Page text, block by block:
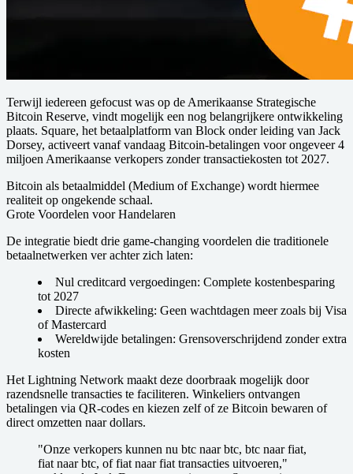
Terwijl iedereen gefocust was op de Amerikaanse Strategische
Bitcoin Reserve, vindt mogelijk een nog belangrijkere ontwikkeling
plaats. Square, het betaalplatform van Block onder leiding van Jack
Dorsey, activeert vanaf vandaag Bitcoin-betalingen voor ongeveer 4
miljoen Amerikaanse verkopers zonder transactiekosten tot 2027.
Bitcoin als betaalmiddel (Medium of Exchange) wordt hiermee
realiteit op ongekende schaal.
Grote Voordelen voor Handelaren
De integratie biedt drie game-changing voordelen die traditionele
betaalnetwerken ver achter zich laten:
Nul creditcard vergoedingen: Complete kostenbesparing
tot 2027
Directe afwikkeling: Geen wachtdagen meer zoals bij Visa
of Mastercard
Wereldwijde betalingen: Grensoverschrijdend zonder extra
kosten
Het Lightning Network maakt deze doorbraak mogelijk door
razendsnelle transacties te faciliteren. Winkeliers ontvangen
betalingen via QR-codes en kiezen zelf of ze Bitcoin bewaren of
direct omzetten naar dollars.
"Onze verkopers kunnen nu btc naar btc, btc naar fiat,
fiat naar btc, of fiat naar fiat transacties uitvoeren,"